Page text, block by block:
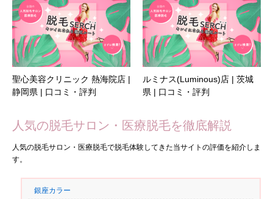
聖心美容クリニック 熱海院店 |
静岡県 | 口コミ・評判
ルミナス(Luminous)店 | 茨城
県 | 口コミ・評判
人気の脱毛サロン・医療脱毛を徹底解説
人気の脱毛サロン・医療脱毛で脱毛体験してきた当サイトの評価を紹介しま
す。
銀座カラー